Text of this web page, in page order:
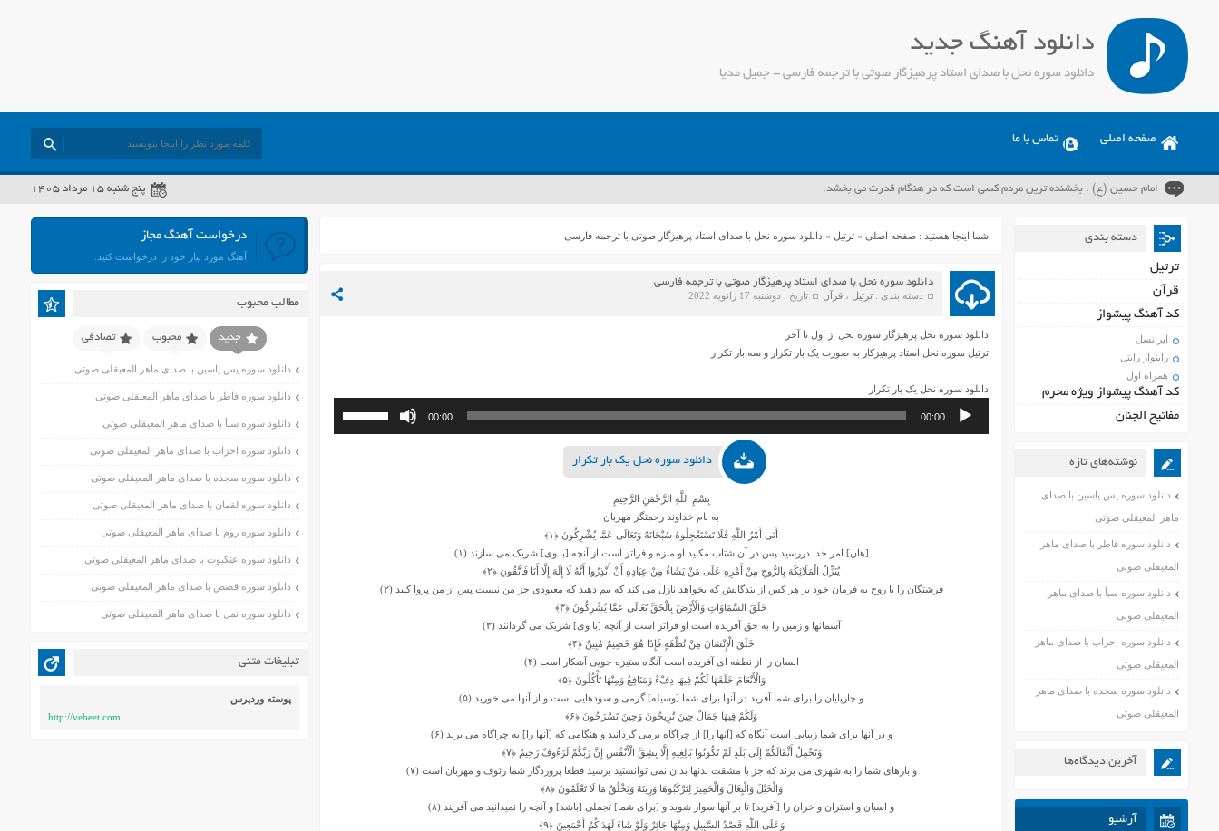
دانلود آهنگ جدید
دانلود سوره نحل با صدای استاد پرهیزگار صوتی با ترجمه فارسی - جمیل مدیا
صفحه اصلی تماس با ما
امام حسین (ع) : بخشنده ترین مردم کسی است که در هنگام قدرت می بخشد. پنج شنبه ۱۵ مرداد ۱۴۰۵
شما اینجا هستید : صفحه اصلی» ترتیل » دانلود سوره نحل با صدای استاد پرهیزگار صوتی با ترجمه فارسی
دانلود سوره نحل با صدای استاد پرهیزگار صوتی با ترجمه فارسی
دسته بندی : ترتیل ، قرآن تاریخ : دوشنبه 17 ژانویه 2022
دانلود سوره نحل پرهیزگار سوره نحل از اول تا آخر
ترتیل سوره نحل استاد پرهیزکار به صورت یک بار تکرار و سه بار تکرار
دانلود سوره نحل یک بار تکرار
پخش‌کننده
00:00
00:00
دانلود سوره نحل یک بار تکرار
بِسْمِ اللَّهِ الرَّحْمَنِ الرَّحِیمِ
به نام خداوند رحمتگر مهربان
أَتَى أَمْرُ اللَّهِ فَلَا تَسْتَعْجِلُوهُ سُبْحَانَهُ وَتَعَالَى عَمَّا یُشْرِکُونَ ﴿۱﴾
[هان] امر خدا دررسید پس در آن شتاب مکنید او منزه و فراتر است از آنچه [با وى] شریک مى‏ سازند (۱)
یُنَزِّلُ الْمَلَائِکَهَ بِالرُّوحِ مِنْ أَمْرِهِ عَلَى مَنْ یَشَاءُ مِنْ عِبَادِهِ أَنْ أَنْذِرُوا أَنَّهُ لَا إِلَهَ إِلَّا أَنَا فَاتَّقُونِ ﴿۲﴾
فرشتگان را با روح به فرمان خود بر هر کس از بندگانش که بخواهد نازل مى ‏کند که بیم دهید که معبودى جز من نیست پس از من پروا کنید (۲)
خَلَقَ السَّمَاوَاتِ وَالْأَرْضَ بِالْحَقِّ تَعَالَى عَمَّا یُشْرِکُونَ ﴿۳﴾
آسمانها و زمین را به حق آفریده است او فراتر است از آنچه [با وى] شریک مى‏ گردانند (۳)
خَلَقَ الْإِنْسَانَ مِنْ نُطْفَهٍ فَإِذَا هُوَ خَصِیمٌ مُبِینٌ ﴿۴﴾
انسان را از نطفه‏ اى آفریده است آنگاه ستیزه ‏جویى آشکار است (۴)
وَالْأَنْعَامَ خَلَقَهَا لَکُمْ فِیهَا دِفْءٌ وَمَنَافِعُ وَمِنْهَا تَأْکُلُونَ ﴿۵﴾
و چارپایان را براى شما آفرید در آنها براى شما [وسیله] گرمى و سودهایى است و از آنها مى ‏خورید (۵)
وَلَکُمْ فِیهَا جَمَالٌ حِینَ تُرِیحُونَ وَحِینَ تَسْرَحُونَ ﴿۶﴾
و در آنها براى شما زیبایى است آنگاه که [آنها را] از چراگاه برمى‏ گردانید و هنگامى که [آنها را] به چراگاه مى ‏برید (۶)
وَتَحْمِلُ أَثْقَالَکُمْ إِلَى بَلَدٍ لَمْ تَکُونُوا بَالِغِیهِ إِلَّا بِشِقِّ الْأَنْفُسِ إِنَّ رَبَّکُمْ لَرَءُوفٌ رَحِیمٌ ﴿۷﴾
و بارهاى شما را به شهرى مى ‏برند که جز با مشقت بدنها بدان نمى‏ توانستید برسید قطعا پروردگار شما رئوف و مهربان است (۷)
وَالْخَیْلَ وَالْبِغَالَ وَالْحَمِیرَ لِتَرْکَبُوهَا وَزِینَهً وَیَخْلُقُ مَا لَا تَعْلَمُونَ ﴿۸﴾
و اسبان و استران و خران را [آفرید] تا بر آنها سوار شوید و [براى شما] تجملى [باشد] و آنچه را نمیدانید مى ‏آفریند (۸)
وَعَلَى اللَّهِ قَصْدُ السَّبِیلِ وَمِنْهَا جَائِرٌ وَلَوْ شَاءَ لَهَدَاکُمْ أَجْمَعِینَ ﴿۹﴾
دسته بندی
ترتیل
قرآن
کد آهنگ پیشواز
ایرانسل
راینواز رایتل
همراه اول
کد آهنگ پیشواز ویژه محرم
مفاتیح الجنان
نوشته‌های تازه
دانلود سوره یس یاسین با صدای
ماهر المعیقلی صوتی
دانلود سوره فاطر با صدای ماهر
المعیقلی صوتی
دانلود سوره سبأ با صدای ماهر
المعیقلی صوتی
دانلود سوره احزاب با صدای ماهر
المعیقلی صوتی
دانلود سوره سجده با صدای ماهر
المعیقلی صوتی
آخرین دیدگاه‌ها
آرشیو
درخواست آهنگ مجاز
آهنگ مورد نیاز خود را درخواست کنید.
مطالب محبوب
جدید محبوب تصادفی
دانلود سوره یس یاسین با صدای ماهر المعیقلی صوتی
دانلود سوره فاطر با صدای ماهر المعیقلی صوتی
دانلود سوره سبأ با صدای ماهر المعیقلی صوتی
دانلود سوره احزاب با صدای ماهر المعیقلی صوتی
دانلود سوره سجده با صدای ماهر المعیقلی صوتی
دانلود سوره لقمان با صدای ماهر المعیقلی صوتی
دانلود سوره روم با صدای ماهر المعیقلی صوتی
دانلود سوره عنکبوت با صدای ماهر المعیقلی صوتی
دانلود سوره قصص با صدای ماهر المعیقلی صوتی
دانلود سوره نمل با صدای ماهر المعیقلی صوتی
تبلیغات متنی
پوسته وردپرس
http://vebeet.com